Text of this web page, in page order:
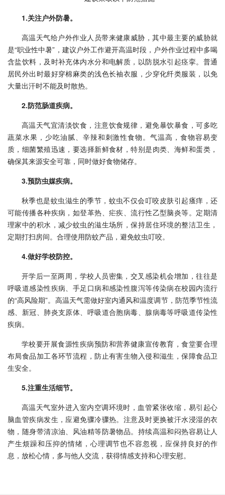
1.关注户外防暑。
高温天气给户外作业人员带来健康威胁，其中最主要的威胁就
是“职业性中暑”，建议户外工作避开高温时段，户外作业过程中多喝
含盐饮料，及时补充体内水分和电解质，以防脱水引起痉挛。普通
居民外出时最好穿棉麻类的浅色长袖衣服，少穿化纤类服装，以免
大量出汗时不能及时散热。
2.防范肠道疾病。
高温天气宜清淡饮食，注意饮食规律，避免暴饮暴食，可多吃
蔬菜水果，少吃油腻、辛辣和刺激性食物。气温高，食物容易变
质，细菌繁殖迅速，要选择新鲜食材，特别是肉类、海鲜和蛋类，
确保其来源安全可靠，同时做好食物储存。
3.预防虫媒疾病。
秋季也是蚊虫滋生的季节，蚊虫不仅会叮咬皮肤引起瘙痒，还
可能传播各种疾病，如登革热、疟疾、流行性乙型脑炎等。定期清
理家中的积水，减少蚊虫的滋生场所，保持居住环境的整洁卫生，
定期打扫房间。合理使用防蚊产品，避免蚊虫叮咬。
4.做好学校防控。
开学后一至两周，学校人员密集，交叉感染机会增加，往往是
呼吸道感染性疾病、手足口病和感染性腹泻等传染病在校园内流行
的“高风险期”。高温天气需做好室内通风和温度调节，防范季节性流
感、新冠、肺炎支原体、呼吸道合胞病毒、腺病毒等呼吸道传染性
疾病。
学校要开展食源性疾病预防和营养健康宣传教育，食堂要合理
布局食品加工各环节流程，防止有害生物入侵和滋生，保障食品卫
生安全。
5.注重生活细节。
高温天气室外进入室内空调环境时，血管紧张收缩，易引起心
脑血管疾病发生，应避免骤冷骤热。注意及时更换被汗水浸湿的衣
物，随身带清凉油、风油精等防暑物品。持续高温和闷热容易让人
产生烦躁和压抑的情绪，心理调节也不容忽视，应保持良好的作
息，放松心情，多与他人交流，获得情感支持和心理安慰。